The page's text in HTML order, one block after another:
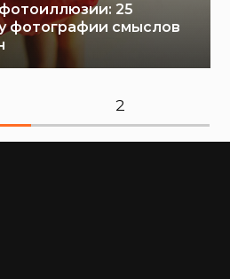
25
фотографии смыслов
2